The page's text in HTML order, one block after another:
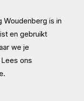
Woudenberg is in
en gebruikt
we je
ons